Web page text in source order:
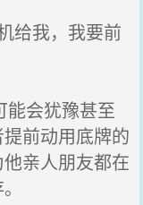
给我，我要前
会犹豫甚至
前动用底牌的
亲人朋友都在